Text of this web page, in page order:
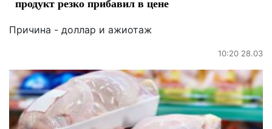
продукт резко прибавил в цене
Причина - доллар и ажиотаж
10:20 28.03